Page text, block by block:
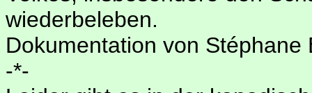
wiederbeleben.
Dokumentation von Stéphane
-*-